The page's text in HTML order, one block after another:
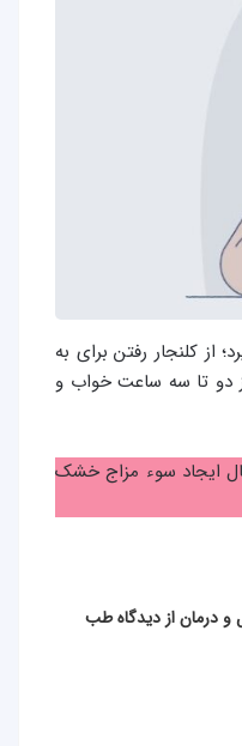
کلنجار رفتن برای به
دو تا سه ساعت خواب و
ایجاد سوء مزاج خشک
درمان از دیدگاه طب